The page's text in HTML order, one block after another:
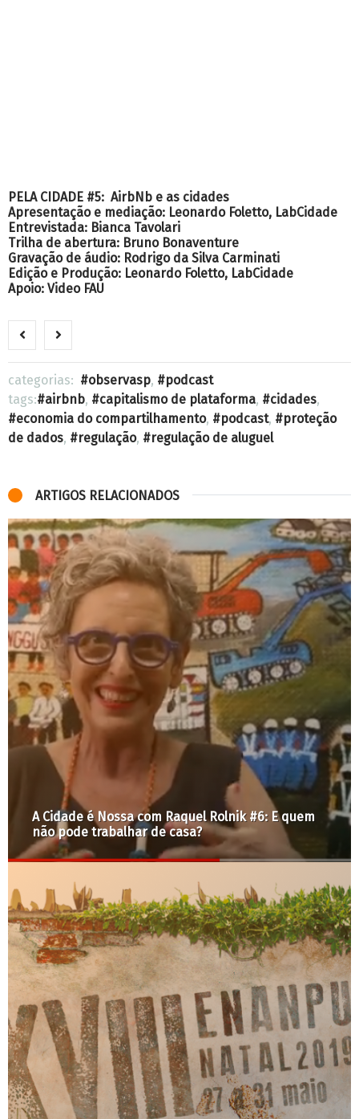
PELA CIDADE #5: AirbNb e as cidades
Apresentação e mediação: Leonardo Foletto, LabCidade
Entrevistada: Bianca Tavolari
Trilha de abertura: Bruno Bonaventure
Gravação de áudio: Rodrigo da Silva Carminati
Edição e Produção: Leonardo Foletto, LabCidade
Apoio: Video FAU
categorias: observasp,
podcast
tags:
airbnb, capitalismo de plataforma, cidades,
economia do compartilhamento, podcast,
proteção
de dados, regulação, regulação de aluguel
ARTIGOS RELACIONADOS
Confira carta do Terreyro Coreográfico contra
projeto que ameça o Bixiga